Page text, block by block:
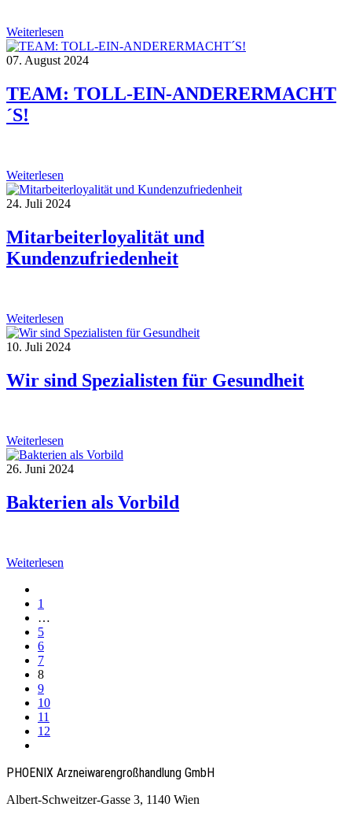
Weiterlesen
07. August 2024
TEAM: TOLL-EIN-ANDERERMACHT
´S!
Weiterlesen
24. Juli 2024
Mitarbeiterloyalität und
Kundenzufriedenheit
Weiterlesen
10. Juli 2024
Wir sind Spezialisten für Gesundheit
Weiterlesen
26. Juni 2024
Bakterien als Vorbild
Weiterlesen
1
…
5
6
7
8
9
10
11
12
PHOENIX Arzneiwaren­großhandlung GmbH
Albert-Schweitzer-Gasse 3, 1140 Wien